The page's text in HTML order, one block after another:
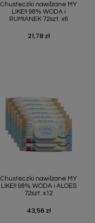
Chusteczki nawilżane MY
LIKE!! 98% WODA i
RUMIANEK 72szt. x6
Cena
21,78 zł
Chusteczki nawilżane MY
LIKE!! 98% WODA i ALOES
72szt. x12
Cena
43,56 zł